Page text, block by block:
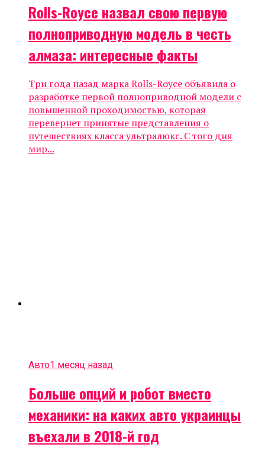
Rolls-Royce назвал свою первую
полноприводную модель в честь
алмаза: интересные факты
Три года назад марка Rolls-Royce объявила о
разработке первой полноприводной модели с
повышенной проходимостью, которая
перевернет принятые представления о
путешествиях класса ультралюкс. С того дня
мир...
Авто1 месяц назад
Больше опций и робот вместо
механики: на каких авто украинцы
въехали в 2018-й год